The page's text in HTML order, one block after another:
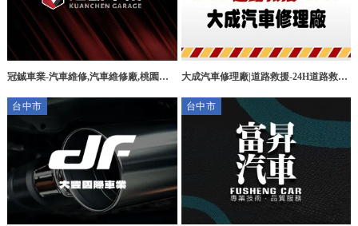
冠鋮車業-汽車維修,汽車維修廠,桃園汽
大成汽車修理廠|道路救援-24H道路救援,
援,24H拖吊,桃園24H汽車拖吊
台中市 台中市